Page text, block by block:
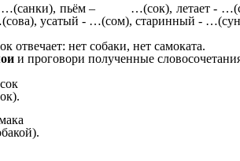
…(санки), пьём – …(сок), летает -
усатый - …(сом), старинный -
отвечает: нет собаки, нет самоката.
и проговори полученные